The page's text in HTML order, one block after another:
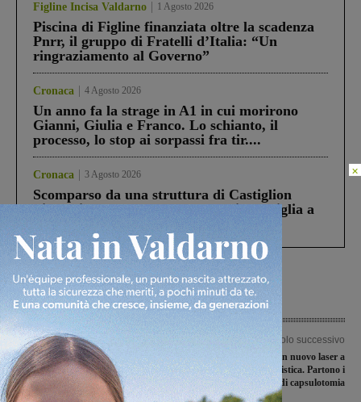
Figline Incisa Valdarno 1 Agosto 2026
Piscina di Figline finanziata oltre la scadenza
Pnrr, il gruppo di Fratelli d’Italia: “Un
ringraziamento al Governo”
Cronaca 4 Agosto 2026
Un anno fa la strage in A1 in cui morirono
Gianni, Giulia e Franco. Lo schianto, il
processo, lo stop ai sorpassi fra tir....
Cronaca 3 Agosto 2026
Scomparso da una struttura di Castiglion
Fiorentino l’uomo che aveva ucciso la figlia a
Levane nel 2020
Articolo precedente
Minaccia i parenti con una roncola
nonostante il divieto di
avvicinamento: arrestato
Articolo successivo
Serristori, un nuovo laser a
disposizione di oculistica. Partono i
trattamenti di capsulotomia
×